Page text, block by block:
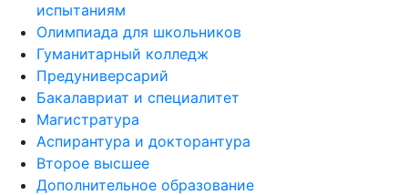
испытаниям
Олимпиада для школьников
Гуманитарный колледж
Предуниверсарий
Бакалавриат и специалитет
Магистратура
Аспирантура и докторантура
Второе высшее
Дополнительное образование